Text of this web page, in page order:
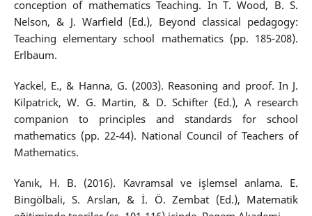
conception of mathematics Teaching. In T. Wood, B. S.
Nelson, & J. Warfield (Ed.), Beyond classical pedagogy:
Teaching elementary school mathematics (pp. 185-208).
Erlbaum.
Yackel, E., & Hanna, G. (2003). Reasoning and proof. In J.
Kilpatrick, W. G. Martin, & D. Schifter (Ed.), A research
companion to principles and standards for school
mathematics (pp. 22-44). National Council of Teachers of
Mathematics.
Yanık, H. B. (2016). Kavramsal ve işlemsel anlama. E.
Bingölbali, S. Arslan, & İ. Ö. Zembat (Ed.), Matematik